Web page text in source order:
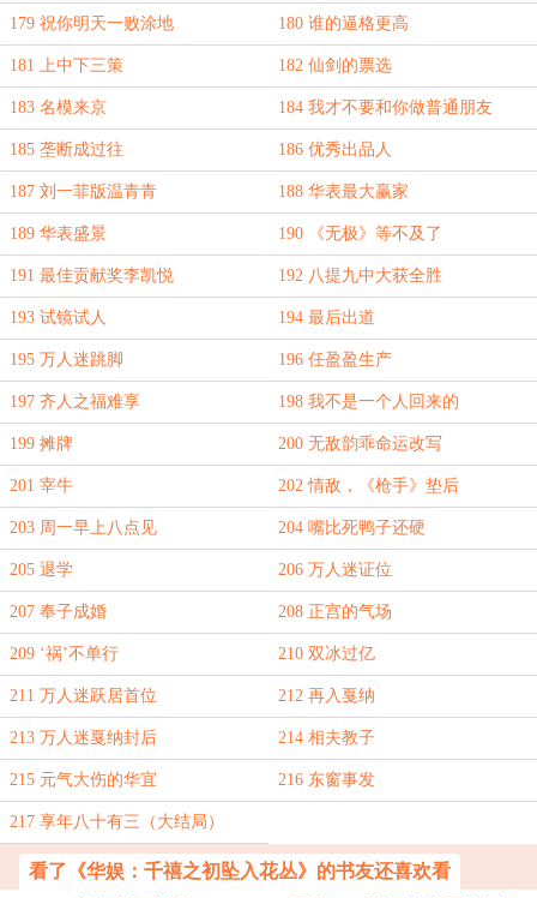
179 祝你明天一败涂地 180 谁的逼格更高
181 上中下三策 182 仙剑的票选
183 名模来京 184 我才不要和你做普通朋友
185 垄断成过往 186 优秀出品人
187 刘一菲版温青青 188 华表最大赢家
189 华表盛景 190 《无极》等不及了
191 最佳贡献奖李凯悦 192 八提九中大获全胜
193 试镜试人 194 最后出道
195 万人迷跳脚 196 任盈盈生产
197 齐人之福难享 198 我不是一个人回来的
199 摊牌 200 无敌韵乖命运改写
201 宰牛 202 情敌，《枪手》垫后
203 周一早上八点见 204 嘴比死鸭子还硬
205 退学 206 万人迷证位
207 奉子成婚 208 正宫的气场
209 ‘祸’不单行 210 双冰过亿
211 万人迷跃居首位 212 再入戛纳
213 万人迷戛纳封后 214 相夫教子
215 元气大伤的华宜 216 东窗事发
217 享年八十有三（大结局）
看了《华娱：千禧之初坠入花丛》的书友还喜欢看